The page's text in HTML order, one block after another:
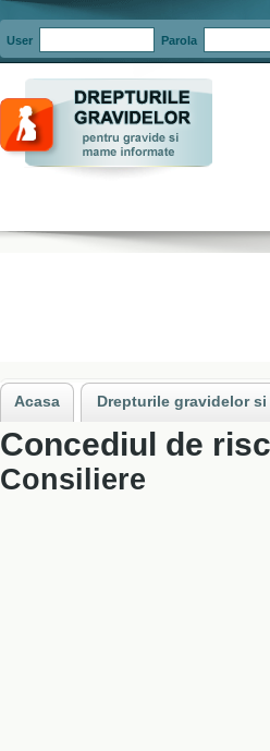
Acasa »
Concediul de
Consiliere
User Parola
Acasa Drepturile gravidelor si